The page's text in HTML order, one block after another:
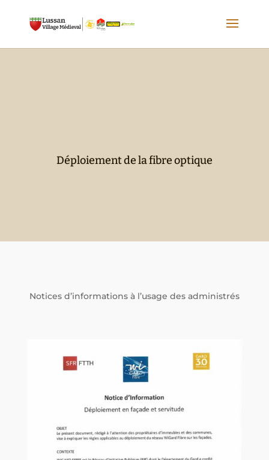
Déploiement de la fibre optique
Notices d’informations à l’usage des administrés